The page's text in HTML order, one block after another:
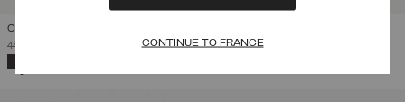
CONTINUE TO FRANCE
CLAQUETTES UNISEXES LOGO
PRIX RÉDUIT DE
44,00 €